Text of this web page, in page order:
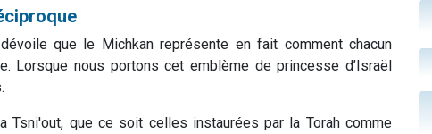
que le Michkan représente en fait comment chacun
Lorsque nous portons cet emblème de princesse d’Israël
Tsni'out, que ce soit celles instaurées par la Torah comme